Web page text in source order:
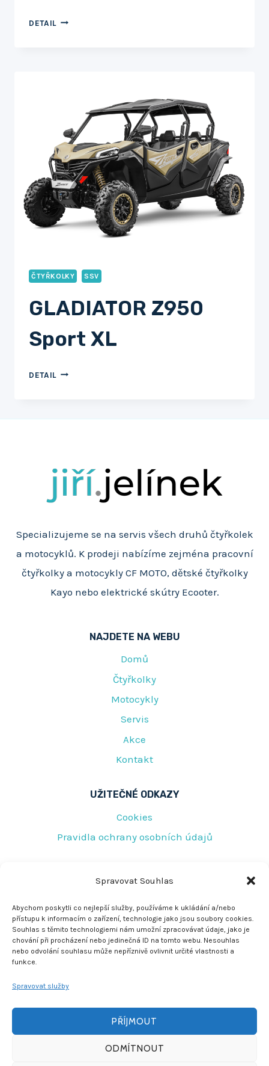
Spravovat Souhlas
Abychom poskytli co nejlepší služby, používáme k ukládání a/nebo
přístupu k informacím o zařízení, technologie jako jsou soubory cookies.
Souhlas s těmito technologiemi nám umožní zpracovávat údaje, jako je
chování při procházení nebo jedinečná ID na tomto webu. Nesouhlas
nebo odvolání souhlasu může nepříznivě ovlivnit určité vlastnosti a
funkce.
Spravovat služby
PŘÍJMOUT
ODMÍTNOUT
DETAIL GLADIATOR
ČTYŘKOLKY SSV
GLADIATOR Z950
Sport XL
DETAIL GLADIATOR
Specializujeme se na servis všech druhů čtyřkolek
a motocyklů. K prodeji nabízíme zejména pracovní
čtyřkolky a motocykly CF MOTO, dětské čtyřkolky
Kayo nebo elektrické skútry Ecooter.
NAJDETE NA WEBU
Domů
Čtyřkolky
Motocykly
Servis
Akce
Kontakt
UŽITEČNÉ ODKAZY
Cookies
Pravidla ochrany osobních údajů
Tovární 219
Jeseník 790 01
rescujirka@seznam.cz
+420 608 772 278